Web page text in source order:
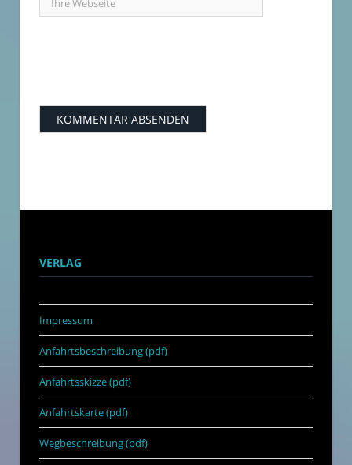
VERLAG
Impressum
Anfahrtsbeschreibung (pdf)
Anfahrtsskizze (pdf)
Anfahrtskarte (pdf)
Wegbeschreibung (pdf)